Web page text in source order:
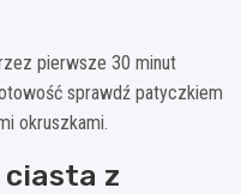
pierwsze 30 minut
sprawdź patyczkiem
okruszkami.
ciasta z